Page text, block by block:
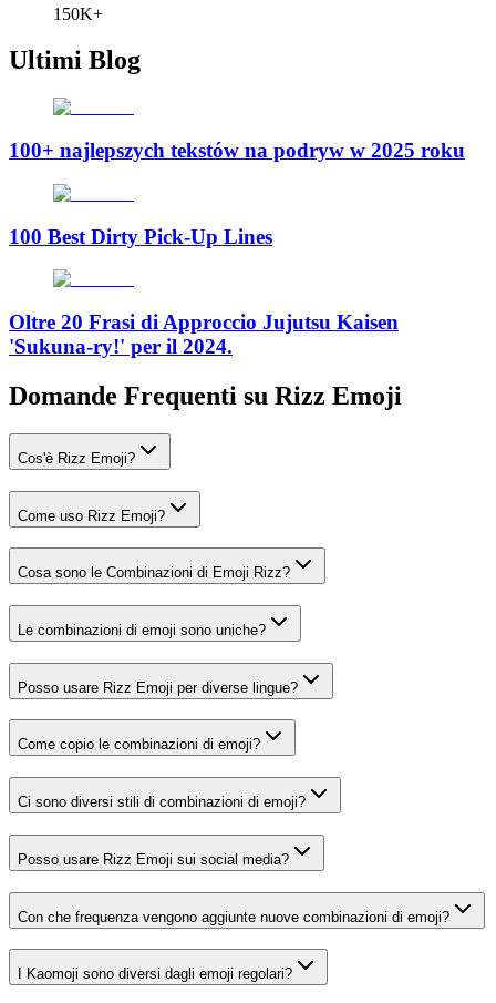
150K+
Ultimi Blog
100+ najlepszych tekstów na podryw w 2025 roku
100 Best Dirty Pick-Up Lines
Oltre 20 Frasi di Approccio Jujutsu Kaisen
'Sukuna-ry!' per il 2024.
Domande Frequenti su Rizz Emoji
Cos'è Rizz Emoji?
Come uso Rizz Emoji?
Cosa sono le Combinazioni di Emoji Rizz?
Le combinazioni di emoji sono uniche?
Posso usare Rizz Emoji per diverse lingue?
Come copio le combinazioni di emoji?
Ci sono diversi stili di combinazioni di emoji?
Posso usare Rizz Emoji sui social media?
Con che frequenza vengono aggiunte nuove combinazioni di emoji?
I Kaomoji sono diversi dagli emoji regolari?